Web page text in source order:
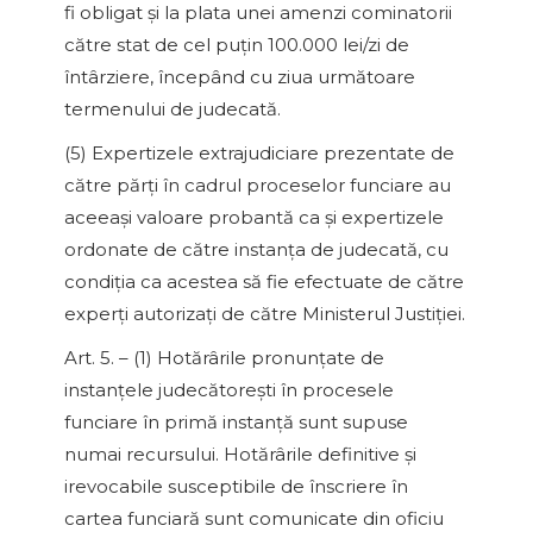
fi obligat şi la plata unei amenzi cominatorii
către stat de cel puţin 100.000 lei/zi de
întârziere, începând cu ziua următoare
termenului de judecată.
(5) Expertizele extrajudiciare prezentate de
către părţi în cadrul proceselor funciare au
aceeaşi valoare probantă ca şi expertizele
ordonate de către instanţa de judecată, cu
condiţia ca acestea să fie efectuate de către
experţi autorizaţi de către Ministerul Justiţiei.
Art. 5. – (1) Hotărârile pronunţate de
instanţele judecătoreşti în procesele
funciare în primă instanţă sunt supuse
numai recursului. Hotărârile definitive şi
irevocabile susceptibile de înscriere în
cartea funciară sunt comunicate din oficiu